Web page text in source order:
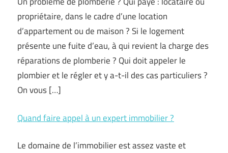
propriétaire, dans le cadre d’une location
d’appartement ou de maison ? Si le logement
présente une fuite d’eau, à qui revient la charge des
réparations de plomberie ? Qui doit appeler le
plombier et le régler et y a-t-il des cas particuliers ?
On vous […]
Quand faire appel à un expert immobilier ?
Le domaine de l’immobilier est assez vaste et